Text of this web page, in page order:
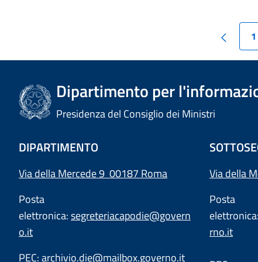
1
Dipartimento per
Presidenza del Consiglio dei Ministri
DIPARTIMENTO
Via della Mercede 9 00187 Roma
Posta
elettronica:segreteriacapodie@govern
o.it
PEC:archivio.die@mailbox.governo.it
Via della
Posta
elettronica:
rno.it